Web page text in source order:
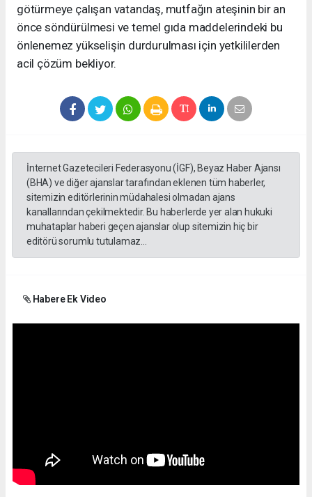
götürmeye çalışan vatandaş, mutfağın ateşinin bir an
önce söndürülmesi ve temel gıda maddelerindeki bu
önlenemez yükselişin durdurulması için yetkililerden
acil çözüm bekliyor.
İnternet Gazetecileri Federasyonu (İGF), Beyaz Haber Ajansı
(BHA) ve diğer ajanslar tarafından eklenen tüm haberler,
sitemizin editörlerinin müdahalesi olmadan ajans
kanallarından çekilmektedir. Bu haberlerde yer alan hukuki
muhataplar haberi geçen ajanslar olup sitemizin hiç bir
editörü sorumlu tutulamaz...
Habere Ek Video